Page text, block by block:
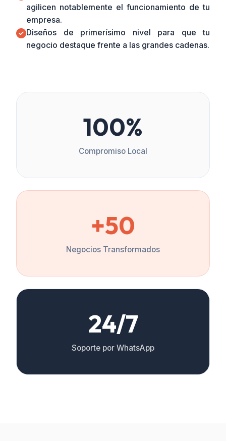
agilicen notablemente el funcionamiento de tu
empresa.
Diseños de primerísimo nivel para que tu
negocio destaque frente a las grandes cadenas.
100%
Compromiso Local
+50
Negocios Transformados
24/7
Soporte por WhatsApp